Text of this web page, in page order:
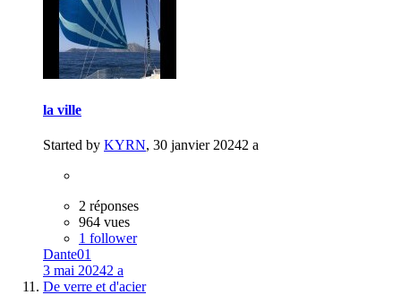
la ville
Started by KYRN, 30 janvier 20242 a
2 réponses
964 vues
1 follower
Dante01
3 mai 20242 a
De verre et d'acier